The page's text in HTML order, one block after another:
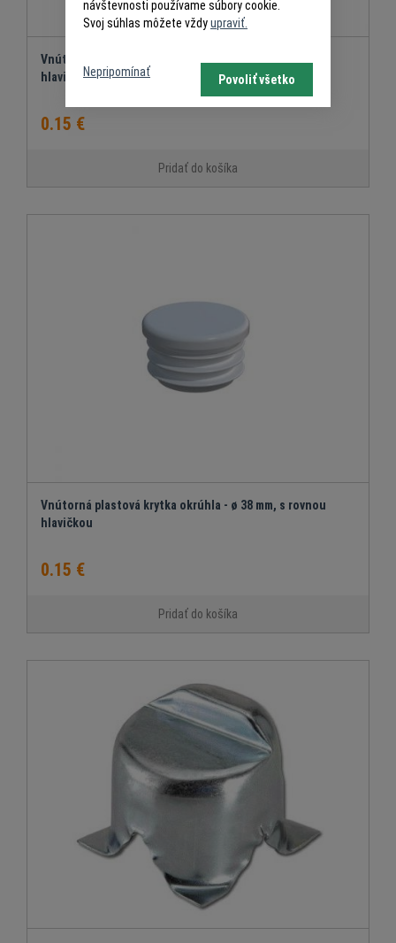
Vnútorná plastová krytka okrúhla - ø 22 mm, s rovnou
hlavičkou
0.15 €
Pridať do košíka
Vnútorná plastová krytka okrúhla - ø 38 mm, s rovnou
hlavičkou
0.15 €
Pridať do košíka
návštevnosti používame súbory cookie.
Svoj súhlas môžete vždyupraviť.
Nepripomínať
Povoliť všetko